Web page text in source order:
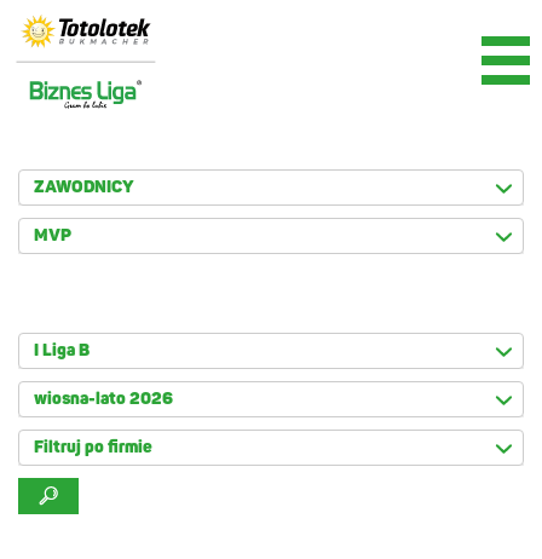
ZAWODNICY
MVP
I Liga B
wiosna-lato 2026
Filtruj po firmie